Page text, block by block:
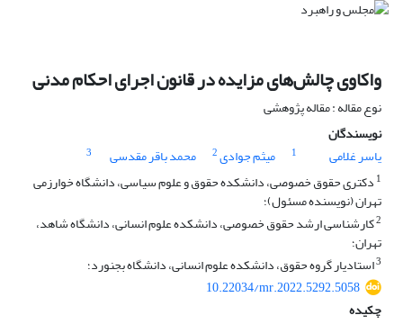
واکاوی چالش‌های مزایده در قانون اجرای احکام مدنی
نوع مقاله : مقاله پژوهشی
نویسندگان
یاسر غلامی
1 میثم جوادی2 محمد باقر مقدسی
3
1 دکتری حقوق خصوصی، دانشکده حقوق و علوم سیاسی، دانشگاه خوارزمی
تهران (نویسنده مسئول)؛
2کارشناسی ارشد حقوق خصوصی، دانشکده علوم انسانی، دانشگاه شاهد،
تهران؛
3استادیار گروه حقوق، دانشکده علوم انسانی، دانشگاه بجنورد؛
10.22034/mr.2022.5292.5058
چکیده